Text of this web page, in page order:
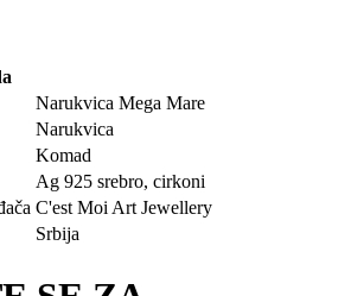
Narukvica Mega Mare
Narukvica
Komad
Ag 925 srebro, cirkoni
C'est Moi Art Jewellery
Srbija